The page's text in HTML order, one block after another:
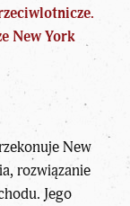
New York
New
rozwiązanie
Jego